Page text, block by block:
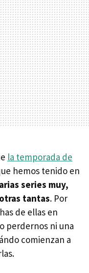
la temporada de
hemos tenido en
series muy,
tantas. Por
de ellas en
perdernos ni una
comienzan a